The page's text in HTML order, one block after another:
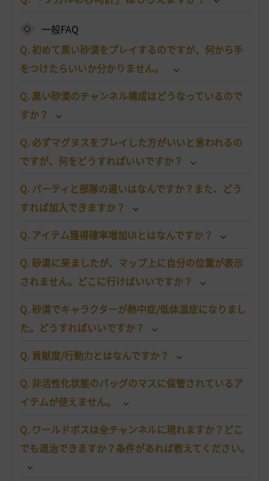
一般FAQ
Q. 初めて黒い砂漠をプレイするのですが、何から手
をつけたらいいか分かりません。
Q. 黒い砂漠のチャンネル構成はどうなっているので
すか？
Q. 必ずマグヌスをプレイした方がいいと言われるの
ですが、何をどうすればいいですか？
Q. パーティと部隊の違いはなんですか？また、どう
すれば加入できますか？
Q. アイテム獲得確率増加UIとはなんですか？
Q. 砂漠に来ましたが、マップ上に自分の位置が表示
されません。どこに行けばいいですか？
Q. 砂漠でキャラクターが熱中症/低体温症になりまし
た。どうすればいいですか？
Q. 貢献度/行動力とはなんですか？
Q. 非活性化状態のバッグのマスに保管されているア
イテムが使えません。
Q. ワールドボスは全チャンネルに現れますか？どこ
でも退治できますか？条件があれば教えてください。